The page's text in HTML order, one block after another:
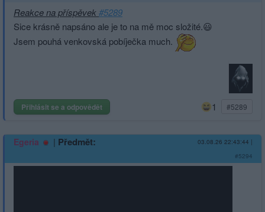
Reakce na příspěvek#5289
Sice krásně napsáno ale je to na mě moc složité.😃
Jsem pouhá venkovská pobíječka much.
Přihlásit se a odpovědět 1 #5289
Egeria | Předmět: 03.08.26 22:43:44 |
#5294